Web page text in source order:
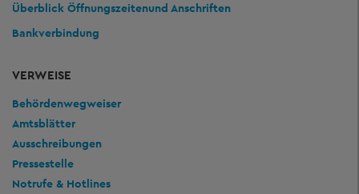
Überblick Öffnungszeitenund Anschriften
Bankverbindung
VERWEISE
Behördenwegweiser
Amtsblätter
Ausschreibungen
Pressestelle
Notrufe & Hotlines